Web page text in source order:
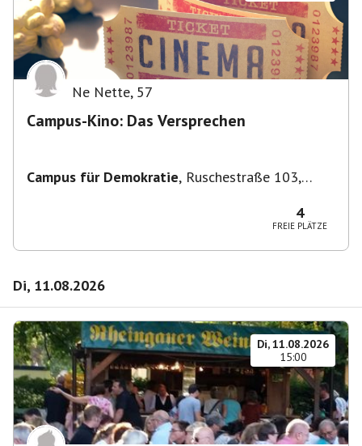
Ne Nette, 57
Campus-Kino: Das Versprechen
Campus für Demokratie, Ruschestraße 103,
4
FREIE PLÄTZE
Di, 11.08.2026
Di, 11.08.2026
15:00